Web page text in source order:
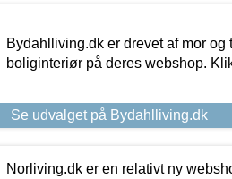
Bydahlliving.dk er drevet af mor og
boliginteriør på deres webshop.
Se udvalget på Bydahlliving.dk
Norliving.dk er en relativt ny